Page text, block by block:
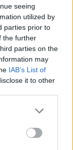
seeing
utilized by
parties prior to
the further
parties on the
may
IAB’s List of
it to other
εγώ δεν το
δείξω
να